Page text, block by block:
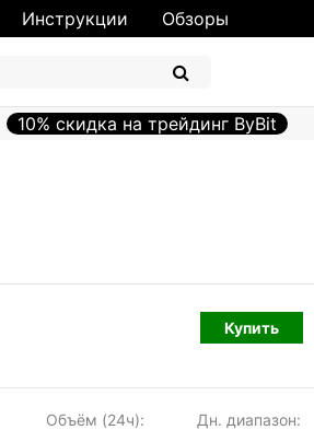
Инструкции Обзоры
10% скидка на трейдинг ByBit
Купить
Объём (24ч): Дн. диапазон: